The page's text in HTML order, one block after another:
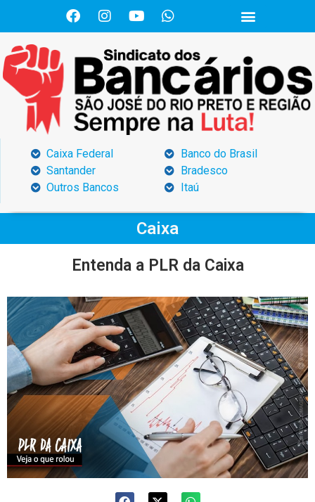
Caixa Federal
Santander
Outros Bancos
Banco do Brasil
Bradesco
Itaú
Caixa
Entenda a PLR da Caixa